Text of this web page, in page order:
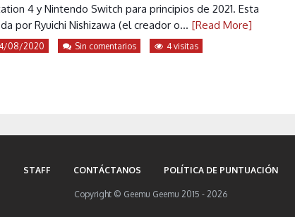
4 y Nintendo Switch para principios de 2021. Esta
por Ryuichi Nishizawa (el creador o... [Read More]
08/2020 Sin comentarios 4 visitas
STAFF CONTÁCTANOS POLÍTICA DE PUNTUACIÓN
Copyright © Geemu Geemu 2015 - 2026